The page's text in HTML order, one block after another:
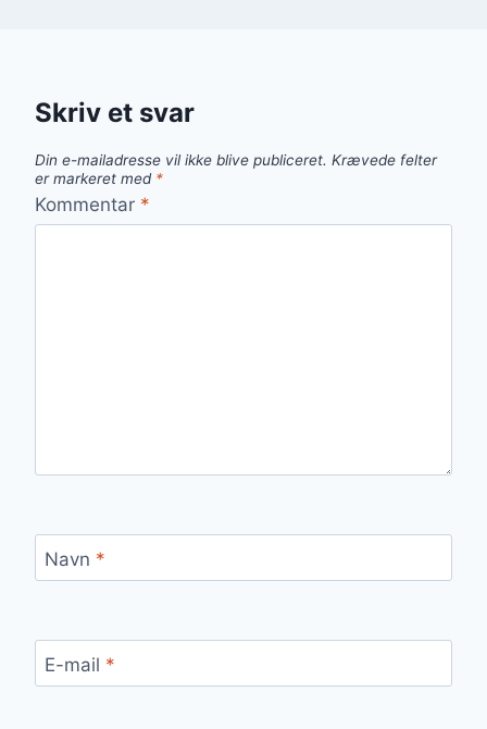
Skriv et svar
Din e-mailadresse vil ikke blive publiceret. Krævede felter
er markeret med *
Kommentar *
Navn *
E-mail *